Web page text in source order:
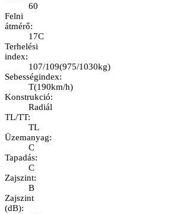
60
Felni
átmérő:
17C
Terhelési
index:
107/109(975/1030kg)
Sebességindex:
T(190km/h)
Konstrukció:
Radiál
TL/TT:
TL
Üzemanyag:
C
Tapadás:
C
Zajszint:
B
Zajszint
(dB):